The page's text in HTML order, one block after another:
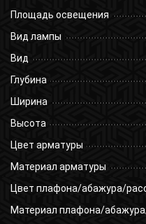
Площадь освещения
Вид лампы
Вид
Глубина
Ширина
Высота
Цвет арматуры
Материал арматуры
Цвет плафона/абажура/
Материал плафона/